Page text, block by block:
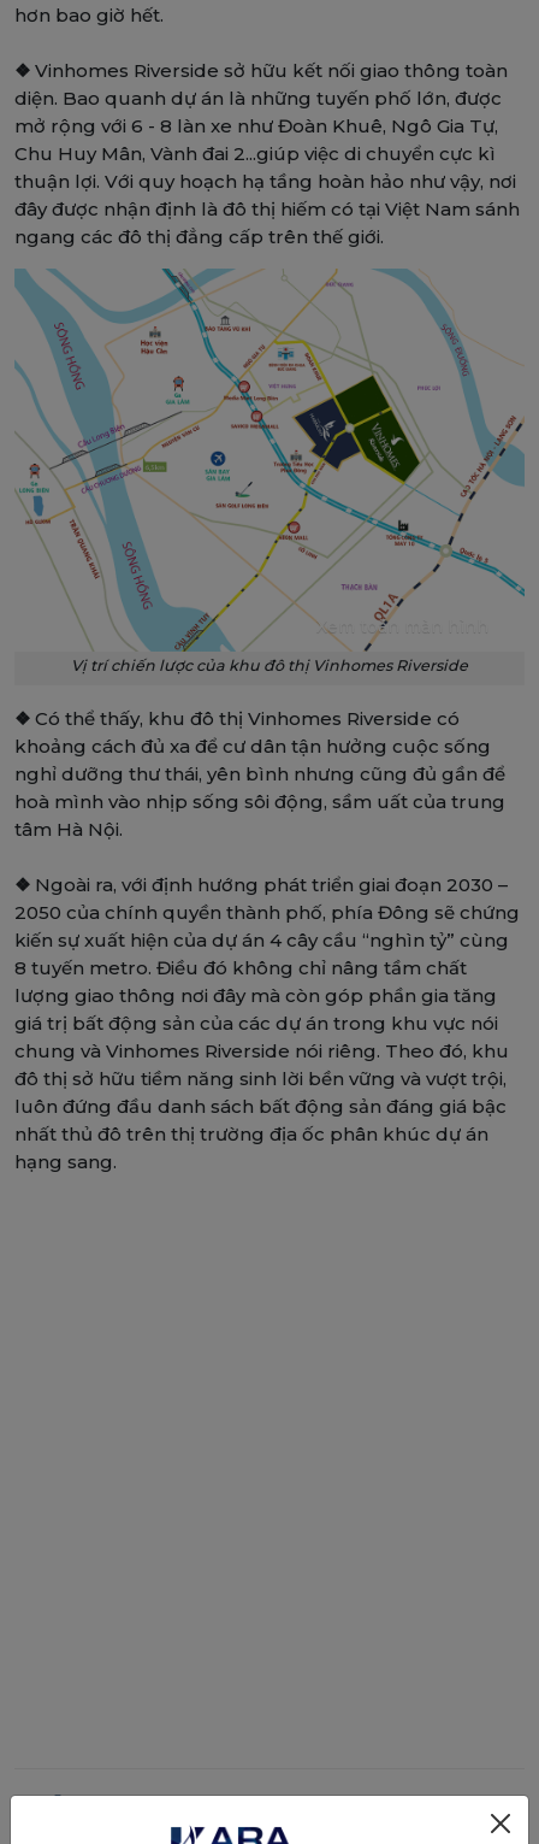
hơn bao giờ hết.
❖ Vinhomes Riverside sở hữu kết nối giao thông toàn
diện. Bao quanh dự án là những tuyến phố lớn, được
mở rộng với 6 - 8 làn xe như Đoàn Khuê, Ngô Gia Tự,
Chu Huy Mân, Vành đai 2...giúp việc di chuyển cực kì
thuận lợi. Với quy hoạch hạ tầng hoàn hảo như vậy, nơi
đây được nhận định là đô thị hiếm có tại Việt Nam sánh
ngang các đô thị đẳng cấp trên thế giới.
Xem toàn màn hình
Vị trí chiến lược của khu đô thị Vinhomes Riverside
❖ Có thể thấy, khu đô thị Vinhomes Riverside có
khoảng cách đủ xa để cư dân tận hưởng cuộc sống
nghỉ dưỡng thư thái, yên bình nhưng cũng đủ gần để
hoà mình vào nhịp sống sôi động, sầm uất của trung
tâm Hà Nội.
❖ Ngoài ra, với định hướng phát triển giai đoạn 2030 –
2050 của chính quyền thành phố, phía Đông sẽ chứng
kiến sự xuất hiện của dự án 4 cây cầu “nghìn tỷ” cùng
8 tuyến metro. Điều đó không chỉ nâng tầm chất
lượng giao thông nơi đây mà còn góp phần gia tăng
giá trị bất động sản của các dự án trong khu vực nói
chung và Vinhomes Riverside nói riêng. Theo đó, khu
đô thị sở hữu tiềm năng sinh lời bền vững và vượt trội,
luôn đứng đầu danh sách bất động sản đáng giá bậc
nhất thủ đô trên thị trường địa ốc phân khúc dự án
hạng sang.